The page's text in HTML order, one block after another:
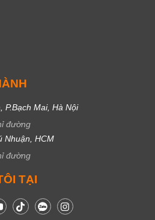
P.Bạch Mai, Hà Nội
đường
Nhuận, HCM
đường
TẠI